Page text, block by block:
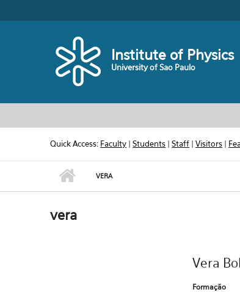
Institute of Physics
University of Sao Paulo
Quick Access: Faculty |Students |Staff |Visitors |
VERA
vera
Vera
Formação